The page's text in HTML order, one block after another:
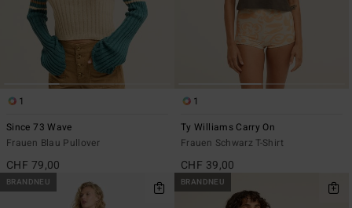
1
Since 73 Wave
Frauen Blau Pullover
CHF 79,00
1
Ty Williams Carry On
Frauen Schwarz T-Shirt
CHF 39,00
BRANDNEU BRANDNEU